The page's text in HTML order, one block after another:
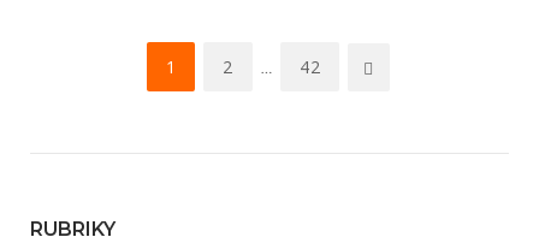
Navigace1 2 … 42
RUBRIKY